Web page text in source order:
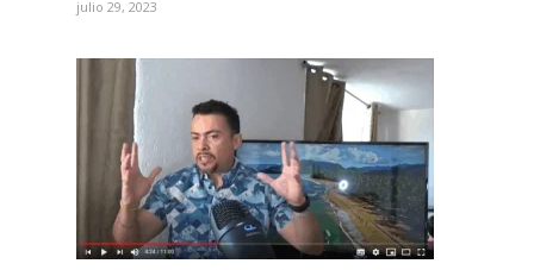
julio 29, 2023